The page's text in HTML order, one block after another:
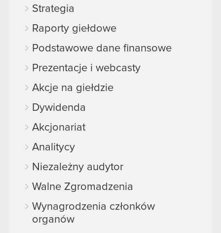
Strategia
Raporty giełdowe
Podstawowe dane finansowe
Prezentacje i webcasty
Akcje na giełdzie
Dywidenda
Akcjonariat
Analitycy
Niezależny audytor
Walne Zgromadzenia
Wynagrodzenia członków
organów